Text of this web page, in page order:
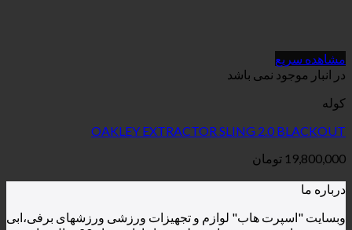
مشاهده سریع
در انبار موجود نمی باشد
کوله
OAKLEY EXTRACTOR SLING 2.0 BLACKOUT
19,800,000 تومان
درباره ما
وبسایت "اسپرت هاب" لوازم و تجهیزات ورزشی ورزشهای برفی،ابی